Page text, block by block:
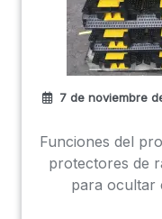
7 de noviembre
Funciones del
protectores de
para ocultar